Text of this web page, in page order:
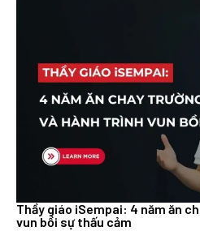
Thầy giáo iSempai: 4 năm ăn
vun bồi sự thấu cảm